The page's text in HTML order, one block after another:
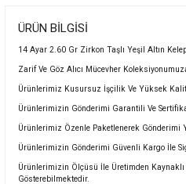
ÜRÜN BILGISI
14 Ayar 2.60 Gr Zirkon Taşlı Yeşil Altın
Zarif Ve Göz Alıcı Mücevher
Ürünlerimiz Kusursuz İşçilik Ve Yüksek
Ürünlerimizin Gönderimi Garantili Ve
Ürünlerimiz Özenle Paketlenerek Gönderimi
Ürünlerimizin Gönderimi Güvenli Kargo İle
Ürünlerimizin Ölçüsü İle Üretimden Kaynaklı
Gösterebilmektedir.